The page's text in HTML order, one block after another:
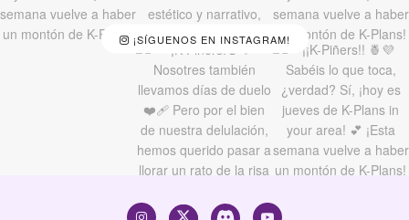
¡SÍGUENOS EN INSTAGRAM!